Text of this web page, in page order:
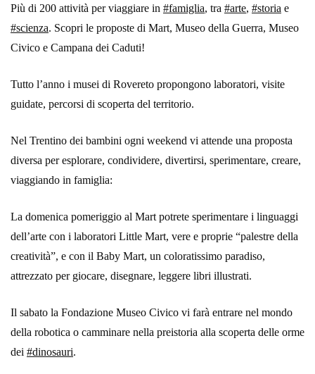
Più di 200 attività per viaggiare in #famiglia, tra #arte, #storia e
#scienza. Scopri le proposte di Mart, Museo della Guerra, Museo
Civico e Campana dei Caduti!
Tutto l’anno i musei di Rovereto propongono laboratori, visite
guidate, percorsi di scoperta del territorio.
Nel Trentino dei bambini ogni weekend vi attende una proposta
diversa per esplorare, condividere, divertirsi, sperimentare, creare,
viaggiando in famiglia:
La domenica pomeriggio al Mart potrete sperimentare i linguaggi
dell’arte con i laboratori Little Mart, vere e proprie “palestre della
creatività”, e con il Baby Mart, un coloratissimo paradiso,
attrezzato per giocare, disegnare, leggere libri illustrati.
Il sabato la Fondazione Museo Civico vi farà entrare nel mondo
della robotica o camminare nella preistoria alla scoperta delle orme
dei #dinosauri.